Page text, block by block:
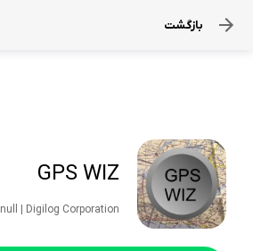
بازگشت
GPS WIZ
null | Digilog Corporation